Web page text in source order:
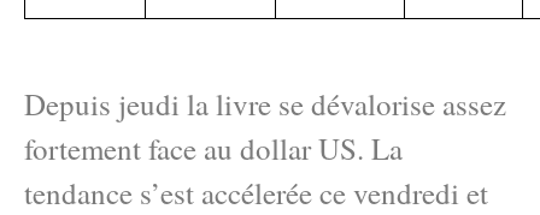
Depuis jeudi la livre se dévalorise assez
fortement face au dollar US. La
tendance s’est accélerée ce vendredi et